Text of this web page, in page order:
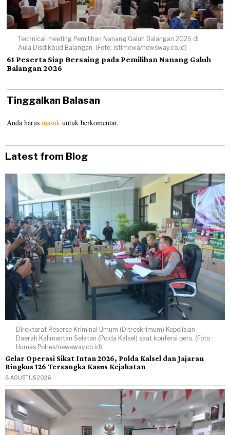
Technical meeting Pemilihan Nanang Galuh Balangan 2026 di
Aula Disdikbud Balangan. (Foto: istimewa/newsway.co.id)
61 Peserta Siap Bersaing pada Pemilihan Nanang Galuh
Balangan 2026
Tinggalkan Balasan
Anda harusmasuk untuk berkomentar.
Latest from Blog
Direktorat Reserse Kriminal Umum (Ditreskrimum) Kepolisian
Daerah Kalimantan Selatan (Polda Kalsel) saat konfersi pers. (Foto :
Humas Polres/newsway.co.id)
Gelar Operasi Sikat Intan 2026, Polda Kalsel dan Jajaran
Ringkus 126 Tersangka Kasus Kejahatan
8 AGUSTUS 2026